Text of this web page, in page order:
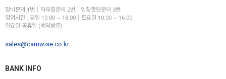
장비문의 1번│하우징문의 2번│입찰관련문의 3번
영업시간 : 평일 10:00 ~ 18:00│토요일 10:00 ~ 16:00
일요일 공휴일 (예약방문)
sales@camwise.co.kr
BANK INFO